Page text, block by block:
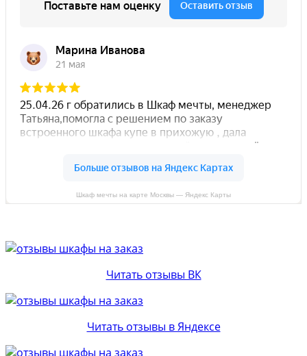
Шкаф мечты на карте Москвы — Яндекс Карты
Читать отзывы ВК
Читать отзывы в Яндексе